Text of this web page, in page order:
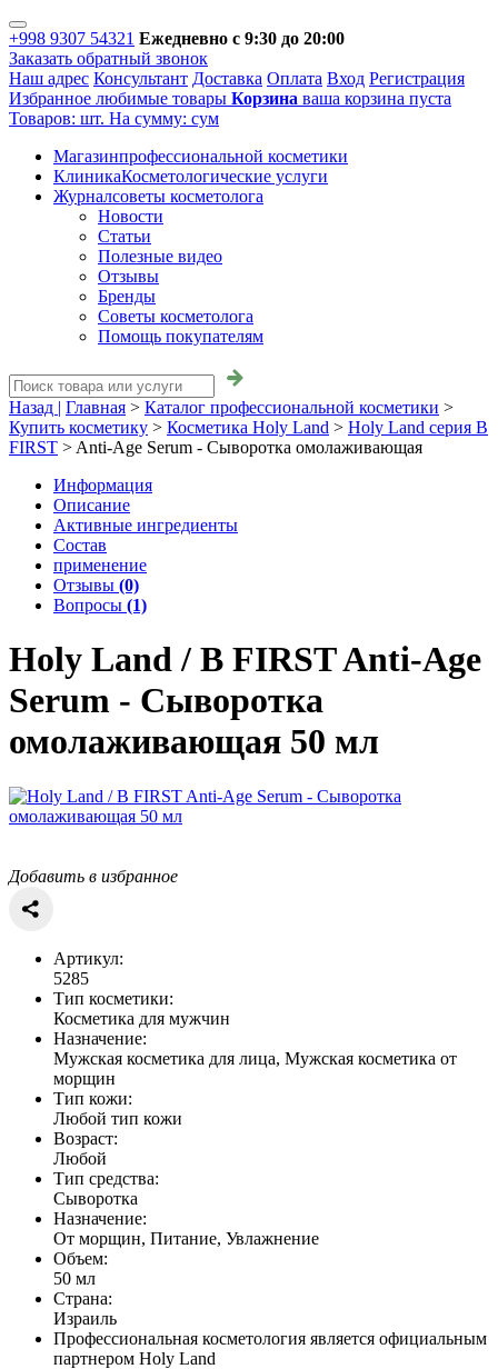
+998 9307 54321 Ежедневно с 9:30 до 20:00
Заказать обратный звонок
Наш адрес Консультант Доставка Оплата Вход Регистрация
Избранное любимые товары Корзина ваша корзина пуста
Товаров: шт. На сумму: сум
Магазинпрофессиональной косметики
КлиникаКосметологические услуги
Журналсоветы косметолога
Новости
Статьи
Полезные видео
Отзывы
Бренды
Советы косметолога
Помощь покупателям
Назад | Главная > Каталог профессиональной косметики >
Купить косметику > Косметика Holy Land > Holy Land серия B
FIRST > Anti-Age Serum - Сыворотка омолаживающая
Информация
Описание
Активные ингредиенты
Состав
применение
Отзывы (0)
Вопросы (1)
Holy Land / B FIRSTAnti-Age
Serum - Сыворотка
омолаживающая 50 мл
Добавить в избранное
Артикул:
5285
Тип косметики:
Косметика для мужчин
Назначение:
Мужская косметика для лица, Мужская косметика от
морщин
Тип кожи:
Любой тип кожи
Возраст:
Любой
Тип средства:
Сыворотка
Назначение:
От морщин, Питание, Увлажнение
Объем:
50 мл
Страна:
Израиль
Профессиональная косметология является официальным
партнером Holy Land